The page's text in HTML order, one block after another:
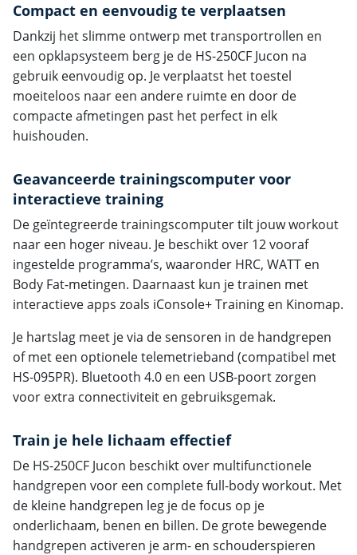
Compact en eenvoudig te verplaatsen
Dankzij het slimme ontwerp met transportrollen en
een opklapsysteem berg je de HS-250CF Jucon na
gebruik eenvoudig op. Je verplaatst het toestel
moeiteloos naar een andere ruimte en door de
compacte afmetingen past het perfect in elk
huishouden.
Geavanceerde trainingscomputer voor
interactieve training
De geïntegreerde trainingscomputer tilt jouw workout
naar een hoger niveau. Je beschikt over 12 vooraf
ingestelde programma’s, waaronder HRC, WATT en
Body Fat-metingen. Daarnaast kun je trainen met
interactieve apps zoals iConsole+ Training en Kinomap.
Je hartslag meet je via de sensoren in de handgrepen
of met een optionele telemetrieband (compatibel met
HS-095PR). Bluetooth 4.0 en een USB-poort zorgen
voor extra connectiviteit en gebruiksgemak.
Train je hele lichaam effectief
De HS-250CF Jucon beschikt over multifunctionele
handgrepen voor een complete full-body workout. Met
de kleine handgrepen leg je de focus op je
onderlichaam, benen en billen. De grote bewegende
handgrepen activeren je arm- en schouderspieren